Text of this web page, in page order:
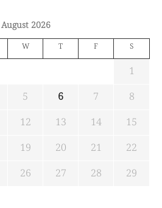
August 2026
W T F S
1
5 6 7
8
12 13 14
15
19 20 21
22
26 27 28
29